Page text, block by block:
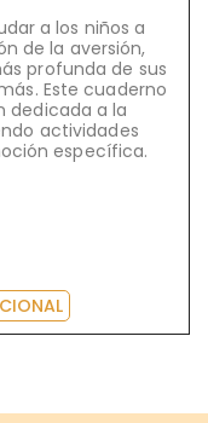
a los niños a
de la aversión,
profunda de sus
Este cuaderno
dedicada a la
actividades
específica.